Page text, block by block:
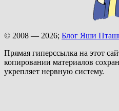
© 2008 — 2026; Блог Яши
Прямая гиперссылка на этот
копировании материалов
укрепляет нервную систему.